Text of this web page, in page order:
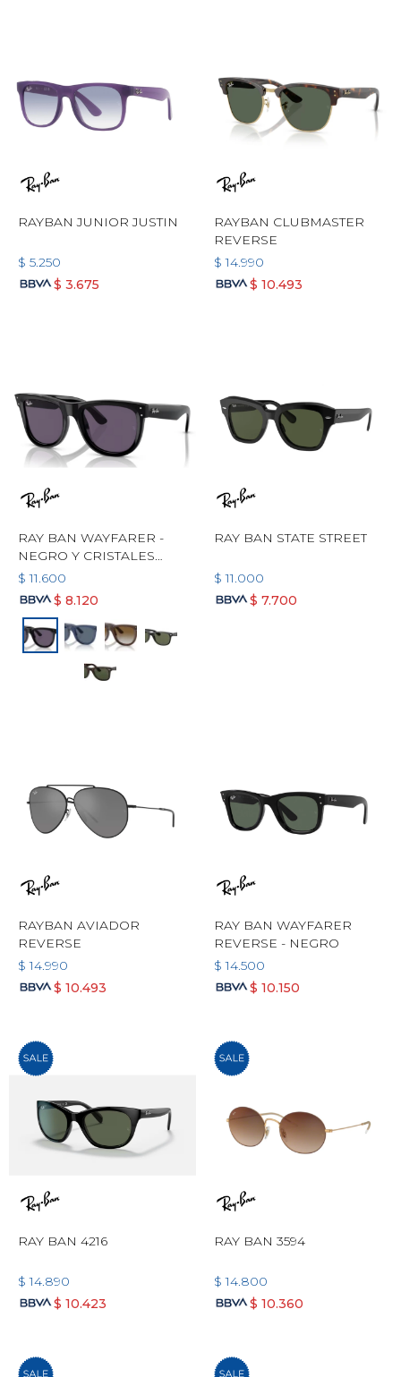
RAYBAN JUNIOR JUSTIN
$ 5.250
$ 3.675
RAYBAN CLUBMASTER
REVERSE
$ 14.990
$ 10.493
RAY BAN WAYFARER -
NEGRO Y CRISTALES
VIOLETA
$ 11.600
$ 8.120
RAY BAN STATE STREET
$ 11.000
$ 7.700
RAYBAN AVIADOR
REVERSE
$ 14.990
$ 10.493
RAY BAN WAYFARER
REVERSE - NEGRO
$ 14.500
$ 10.150
RAY BAN 4216
$ 14.890
$ 10.423
RAY BAN 3594
$ 14.800
$ 10.360